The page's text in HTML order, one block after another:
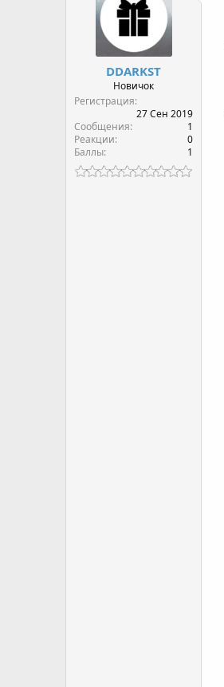
н
а
ч
а
л
а
DDARKST
Новичок
Регистрация
27 Сен 2019
Сообщения
1
Реакции
0
Баллы
1